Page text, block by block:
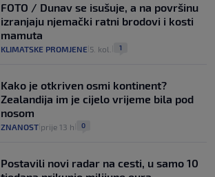
FOTO / Dunav se isušuje, a na površinu
izranjaju njemački ratni brodovi i kosti
mamuta
KLIMATSKE PROMJENE 5. kol. 1
Kako je otkriven osmi kontinent?
Zealandija im je cijelo vrijeme bila pod
nosom
ZNANOST prije 13 h 0
Postavili novi radar na cesti, u samo 10